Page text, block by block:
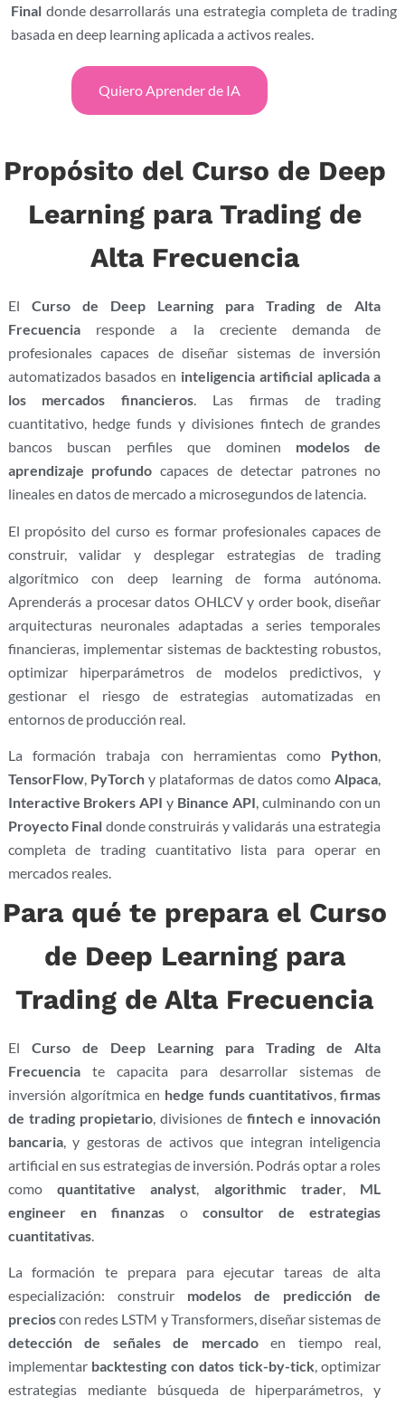
Finaldonde desarrollarás una estrategia completa de trading
basada en deep learning aplicada a activos reales.
Quiero Aprender de IA
Propósito del Curso de Deep
Learning para Trading de
Alta Frecuencia
El Curso de Deep Learning para Trading de Alta
Frecuenciaresponde a la creciente demanda de
profesionales capaces de diseñar sistemas de inversión
automatizados basados en inteligencia artificial aplicada a
los mercados financieros. Las firmas de trading
cuantitativo, hedge funds y divisiones fintech de grandes
bancos buscan perfiles que dominen modelos de
aprendizaje profundo capaces de detectar patrones no
lineales en datos de mercado a microsegundos de latencia.
El propósito del curso es formar profesionales capaces de
construir, validar y desplegar estrategias de trading
algorítmico con deep learning de forma autónoma.
Aprenderás a procesar datos OHLCV y order book, diseñar
arquitecturas neuronales adaptadas a series temporales
financieras, implementar sistemas de backtesting robustos,
optimizar hiperparámetros de modelos predictivos, y
gestionar el riesgo de estrategias automatizadas en
entornos de producción real.
La formación trabaja con herramientas como Python,
TensorFlow, PyTorchy plataformas de datos comoAlpaca,
Interactive Brokers API y Binance API, culminando con un
Proyecto Final donde construirás y validarás una estrategia
completa de trading cuantitativo lista para operar en
mercados reales.
Para qué te prepara el Curso
de Deep Learning para
Trading de Alta Frecuencia
El Curso de Deep Learning para Trading de Alta
Frecuenciate capacita para desarrollar sistemas de
inversión algorítmica en hedge funds cuantitativos ,firmas
de trading propietario, divisiones defintech e innovación
bancaria, y gestoras de activos que integran inteligencia
artificial en sus estrategias de inversión. Podrás optar a roles
como quantitative analyst algorithmic trader
ML
engineer en finanzas o consultor de estrategias
cuantitativas.
La formación te prepara para ejecutar tareas de alta
especialización: construir modelos de predicción de
precioscon redes LSTM y Transformers, diseñar sistemas de
detección de señales de mercadoen tiempo real,
implementar backtesting con datos tick-by-tick, optimizar
estrategias mediante búsqueda de hiperparámetros, y